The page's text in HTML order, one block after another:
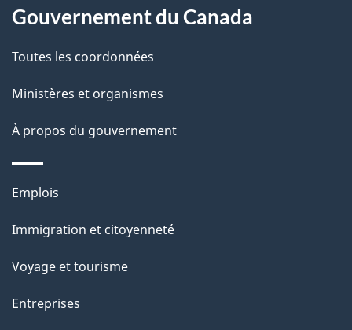
t
a
l
s
l
a
a
g
propos
ce
site
Gouvernement du Canada
Toutes les coordonnées
Ministères et organismes
À propos du gouvernement
Thèmes
sujets
Emplois
Immigration et citoyenneté
Voyage et tourisme
Entreprises